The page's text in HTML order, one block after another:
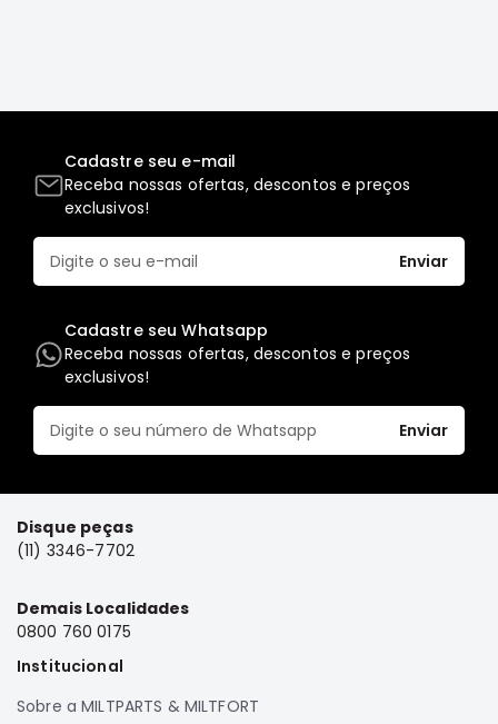
Airtrek
Grandis
Outlander
Cadastre seu e-mail
Receba nossas ofertas, descontos e preços
exclusivos!
Enviar
Cadastre seu Whatsapp
Receba nossas ofertas, descontos e preços
exclusivos!
Enviar
Disque peças
(11) 3346-7702
Demais Localidades
0800 760 0175
Institucional
Sobre a MILTPARTS & MILTFORT